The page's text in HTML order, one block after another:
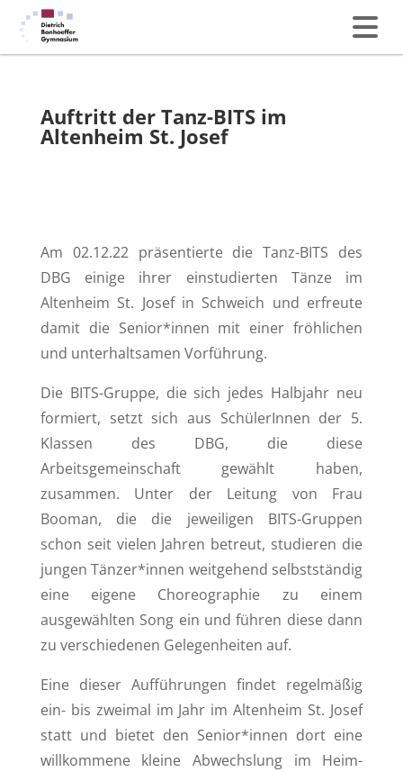
Auftritt der Tanz-BITS im
Altenheim St. Josef
Am 02.12.22 präsentierte die Tanz-BITS des
DBG einige ihrer einstudierten Tänze im
Altenheim St. Josef in Schweich und erfreute
damit die Senior*innen mit einer fröhlichen
und unterhaltsamen Vorführung.
Die BITS-Gruppe, die sich jedes Halbjahr neu
formiert, setzt sich aus SchülerInnen der 5.
Klassen des DBG, die diese
Arbeitsgemeinschaft gewählt haben,
zusammen. Unter der Leitung von Frau
Booman, die die jeweiligen BITS-Gruppen
schon seit vielen Jahren betreut, studieren die
jungen Tänzer*innen weitgehend selbstständig
eine eigene Choreographie zu einem
ausgewählten Song ein und führen diese dann
zu verschiedenen Gelegenheiten auf.
Eine dieser Aufführungen findet regelmäßig
ein- bis zweimal im Jahr im Altenheim St. Josef
statt und bietet den Senior*innen dort eine
willkommene kleine Abwechslung im Heim-